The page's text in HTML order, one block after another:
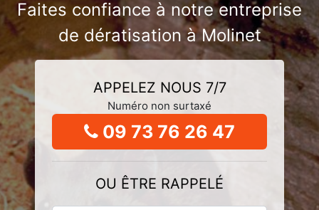
Faites confiance à notre entreprise
de dératisation à Molinet
APPELEZ NOUS 7/7
Numéro non surtaxé
09 73 76 26 47
OU ÊTRE RAPPELÉ